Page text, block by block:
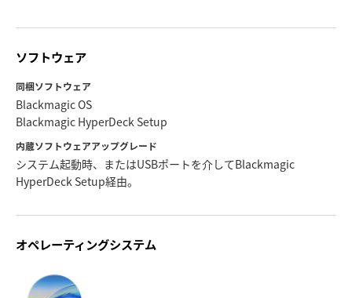
ソフトウェア
同梱ソフトウェア
Blackmagic OS
Blackmagic HyperDeck Setup
内蔵ソフトウェアアップグレード
システム起動時、またはUSBポートを介してBlackmagic
HyperDeck Setup経由。
オペレーティングシステム